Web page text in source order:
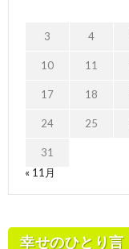
3 4
10 11
17 18
24 25
31
« 11月
幸せのひとり言